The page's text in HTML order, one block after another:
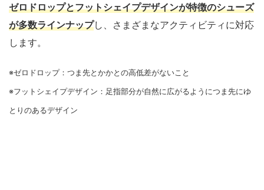
ゼロドロップとフットシェイプデザインが特徴のシューズ
が多数ラインナップし、さまざまなアクティビティに対応
します。
※ゼロドロップ：つま先とかかとの高低差がないこと
※フットシェイプデザイン：足指部分が自然に広がるようにつま先にゆ
とりのあるデザイン